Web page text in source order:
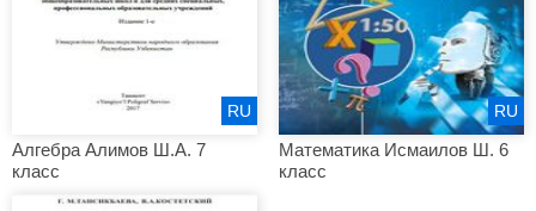
Алгебра Алимов Ш.А. 7
класс
RU
Математика Исмаилов Ш. 6
класс
RU